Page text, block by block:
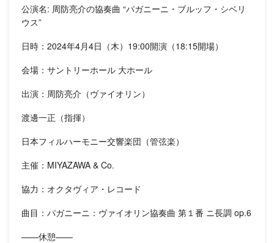
公演名: 周防亮介の協奏曲 “パガニーニ・ブルッフ・シベリ
ウス”
日時：2024年4月4日（木）19:00開演（18:15開場）
会場：サントリーホール 大ホール
出演：周防亮介（ヴァイオリン）
渡邊一正（指揮）
日本フィルハーモニー交響楽団（管弦楽）
主催：MIYAZAWA & Co.
協力：オクタヴィア・レコード
曲目：パガニーニ：ヴァイオリン協奏曲 第１番 ニ長調 op.6
——休憩——